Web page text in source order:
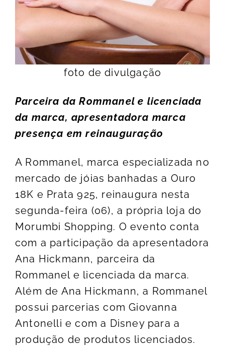
foto de divulgação
Parceira da Rommanel e licenciada
da marca, apresentadora marca
presença em reinauguração
A Rommanel, marca especializada no
mercado de jóias banhadas a Ouro
18K e Prata 925, reinaugura nesta
segunda-feira (06), a própria loja do
Morumbi Shopping. O evento conta
com a participação da apresentadora
Ana Hickmann, parceira da
Rommanel e licenciada da marca.
Além de Ana Hickmann, a Rommanel
possui parcerias com Giovanna
Antonelli e com a Disney para a
produção de produtos licenciados.